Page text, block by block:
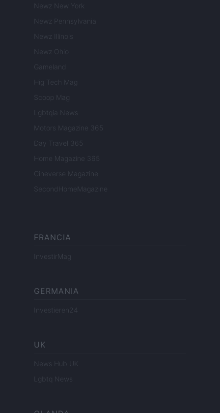
Newz New York
Newz Pennsylvania
Newz Illinois
Newz Ohio
Gameland
Hig Tech Mag
Scoop Mag
Lgbtqia News
Motors Magazine 365
Day Travel 365
Home Magazine 365
Cineverse Magazine
SecondHomeMagazine
FRANCIA
InvestirMag
GERMANIA
Investieren24
UK
News Hub UK
Lgbtq News